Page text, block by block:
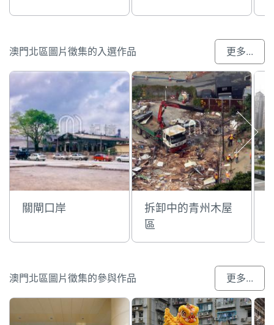
澳門北區圖片徵集的入選作品 更多...
關閘口岸
拆卸中的青州木屋
區
澳門北區圖片徵集的參與作品 更多...